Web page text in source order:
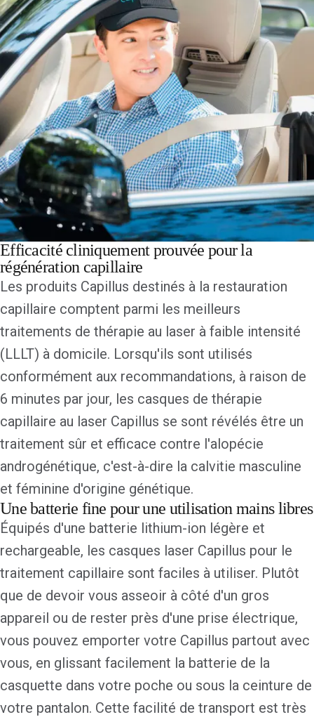
Efficacité cliniquement prouvée pour la
régénération capillaire
Les produits Capillus destinés à la restauration
capillaire comptent parmi les meilleurs
traitements de thérapie au laser à faible intensité
(LLLT) à domicile. Lorsqu'ils sont utilisés
conformément aux recommandations, à raison de
6 minutes par jour, les casques de thérapie
capillaire au laser Capillus se sont révélés être un
traitement sûr et efficace contre l'alopécie
androgénétique, c'est-à-dire la calvitie masculine
et féminine d'origine génétique.
Une batterie fine pour une utilisation mains libres
Équipés d'une batterie lithium-ion légère et
rechargeable, les casques laser Capillus pour le
traitement capillaire sont faciles à utiliser. Plutôt
que de devoir vous asseoir à côté d'un gros
appareil ou de rester près d'une prise électrique,
vous pouvez emporter votre Capillus partout avec
vous, en glissant facilement la batterie de la
casquette dans votre poche ou sous la ceinture de
votre pantalon. Cette facilité de transport est très